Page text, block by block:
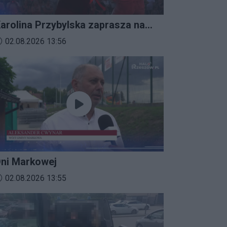
Przybylska zaprasza na
2026
dodania materiału wideo:
02.08.2026 13:56
Markowej
dodania materiału wideo:
02.08.2026 13:55